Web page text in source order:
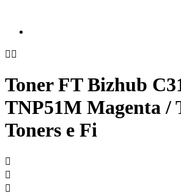
 
Toner FT Bizhub
TNP51M Magenta /
Toners e Fi


